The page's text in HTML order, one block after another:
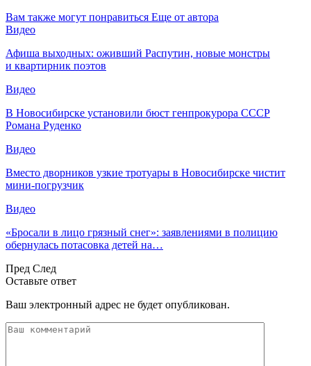
Вам также могут понравиться Еще от автора
Видео
Афиша выходных: оживший Распутин, новые монстры
и квартирник поэтов
Видео
В Новосибирске установили бюст генпрокурора СССР
Романа Руденко
Видео
Вместо дворников узкие тротуары в Новосибирске чистит
мини-погрузчик
Видео
«Бросали в лицо грязный снег»: заявлениями в полицию
обернулась потасовка детей на…
Пред След
Оставьте ответ
Ваш электронный адрес не будет опубликован.